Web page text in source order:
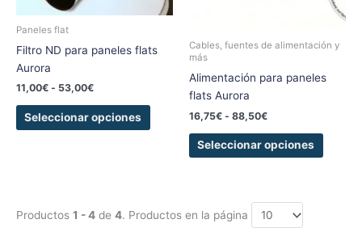
Paneles flat
Filtro ND para paneles flats
Aurora
11,00€ - 53,00€
Seleccionar opciones
opciones
pueden
de
Cables, fuentes de alimentación y
más
Alimentación para paneles
flats Aurora
16,75€ - 88,50€
Seleccionar opciones
pueden
en
de
Productos 1 - 4 de 4. Productos en la página